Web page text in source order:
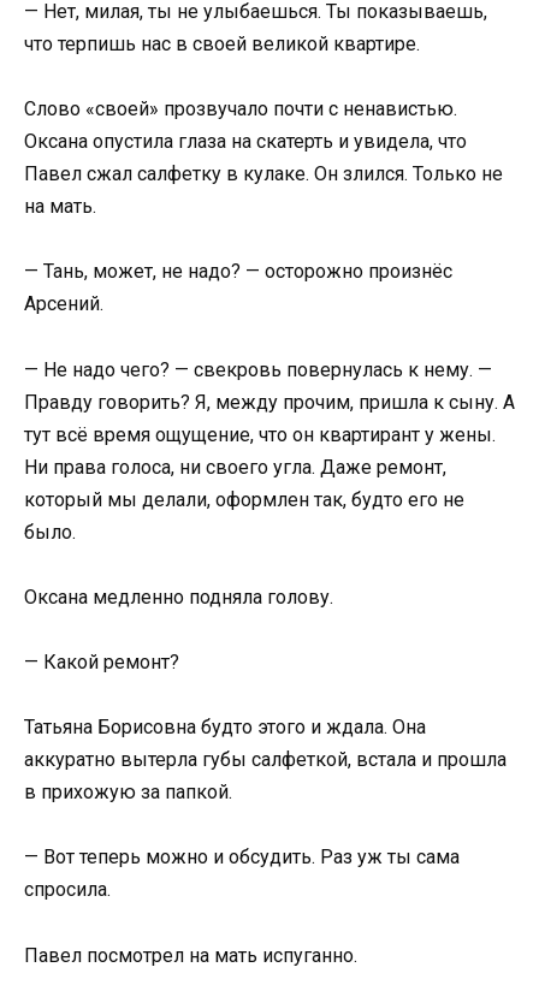
— Нет, милая, ты не улыбаешься. Ты показываешь,
что терпишь нас в своей великой квартире.
Слово «своей» прозвучало почти с ненавистью.
Оксана опустила глаза на скатерть и увидела, что
Павел сжал салфетку в кулаке. Он злился. Только не
на мать.
— Тань, может, не надо? — осторожно произнёс
Арсений.
— Не надо чего? — свекровь повернулась к нему. —
Правду говорить? Я, между прочим, пришла к сыну. А
тут всё время ощущение, что он квартирант у жены.
Ни права голоса, ни своего угла. Даже ремонт,
который мы делали, оформлен так, будто его не
было.
Оксана медленно подняла голову.
— Какой ремонт?
Татьяна Борисовна будто этого и ждала. Она
аккуратно вытерла губы салфеткой, встала и прошла
в прихожую за папкой.
— Вот теперь можно и обсудить. Раз уж ты сама
спросила.
Павел посмотрел на мать испуганно.